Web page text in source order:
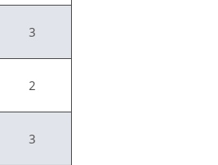
3
2
3